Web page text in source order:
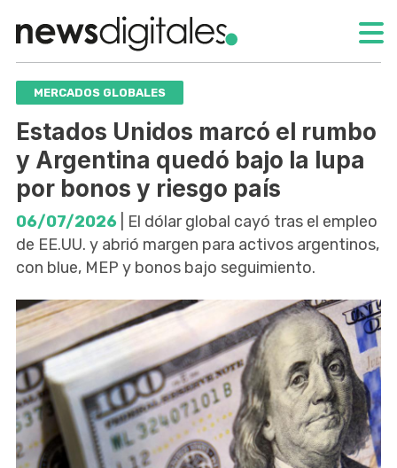
MERCADOS GLOBALES
Estados Unidos marcó el rumbo
y Argentina quedó bajo la lupa
por bonos y riesgo país
06/07/2026 | El dólar global cayó tras el empleo
de EE.UU. y abrió margen para activos argentinos,
con blue, MEP y bonos bajo seguimiento.